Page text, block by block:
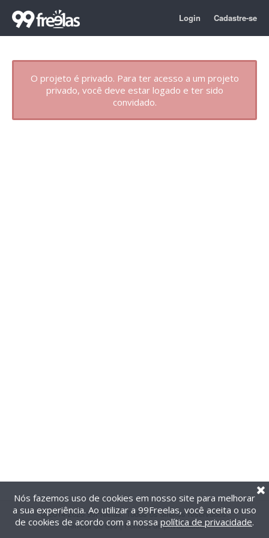
Login Cadastre-se
O projeto é privado. Para ter acesso a um projeto
privado, você deve estar logado e ter sido
convidado.
@2014-2026 99Freelas. Todos os direitos reservados.
Termos de uso| Política de privacidade
Nós fazemos uso de cookies em nosso site para melhorar
a sua experiência. Ao utilizar a 99Freelas, você aceita o uso
de cookies de acordo com a nossa política de privacidade.